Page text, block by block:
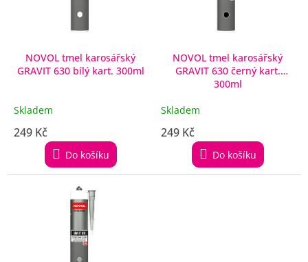
ů
NOVOL tmel karosářský
GRAVIT 630 bílý kart. 300ml
Skladem
249 Kč
Do košíku
NOVOL tmel karosářský
GRAVIT 630 černý kart.
300ml
Skladem
249 Kč
Do košíku